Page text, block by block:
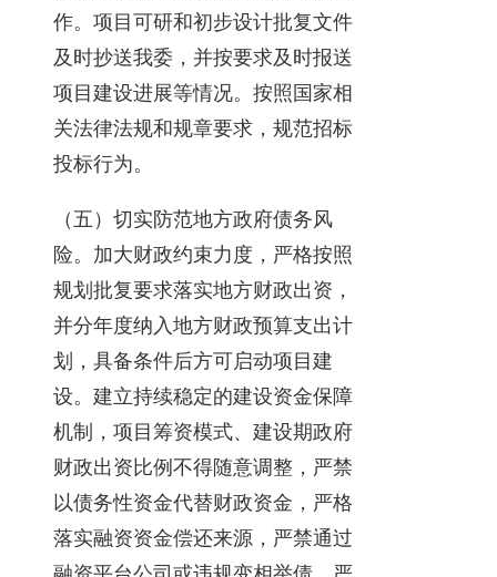
作。项目可研和初步设计批复文件
及时抄送我委，并按要求及时报送
项目建设进展等情况。按照国家相
关法律法规和规章要求，规范招标
投标行为。
（五）切实防范地方政府债务风
险。加大财政约束力度，严格按照
规划批复要求落实地方财政出资，
并分年度纳入地方财政预算支出计
划，具备条件后方可启动项目建
设。建立持续稳定的建设资金保障
机制，项目筹资模式、建设期政府
财政出资比例不得随意调整，严禁
以债务性资金代替财政资金，严格
落实融资资金偿还来源，严禁通过